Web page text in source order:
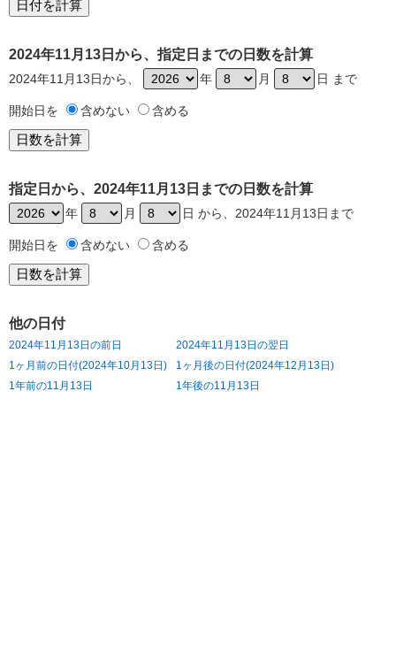
2024年11月13日から、指定日までの日数を計算
2024年11月13日から、 年 月 日 まで
開始日を 含めない 含める
指定日から、2024年11月13日までの日数を計算
年 月 日 から、2024年11月13日まで
開始日を 含めない 含める
他の日付
2024年11月13日の前日
2024年11月13日の翌日
1ヶ月前の日付(2024年10月13日)
1ヶ月後の日付(2024年12月13日)
1年前の11月13日
1年後の11月13日